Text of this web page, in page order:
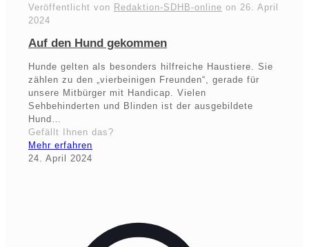
Veröffentlicht von Redaktion-SDHB-online on 26. April
2024
Auf den Hund gekommen
Hunde gelten als besonders hilfreiche Haustiere. Sie
zählen zu den „vierbeinigen Freunden“, gerade für
unsere Mitbürger mit Handicap. Vielen
Sehbehinderten und Blinden ist der ausgebildete
Hund…
Gefällt Ihnen das?
Mehr erfahren
24. April 2024